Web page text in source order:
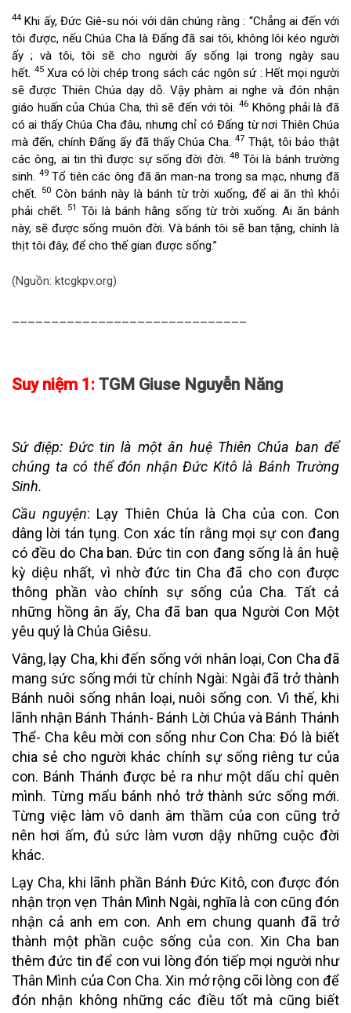
44 Khi ấy, Đức Giê-su nói với dân chúng rằng : “Chẳng ai đến với
tôi được, nếu Chúa Cha là Đấng đã sai tôi, không lôi kéo người
ấy ; và tôi, tôi sẽ cho người ấy sống lại trong ngày sau
hết. 45Xưa có lời chép trong sách các ngôn sứ : Hết mọi người
sẽ được Thiên Chúa dạy dỗ. Vậy phàm ai nghe và đón nhận
giáo huấn của Chúa Cha, thì sẽ đến với tôi.46 Không phải là đã
có ai thấy Chúa Cha đâu, nhưng chỉ có Đấng từ nơi Thiên Chúa
mà đến, chính Đấng ấy đã thấy Chúa Cha.47 Thật, tôi bảo thật
các ông, ai tin thì được sự sống đời đời. 48Tôi là bánh trường
sinh. 49Tổ tiên các ông đã ăn man-na trong sa mạc, nhưng đã
chết.
50Còn bánh này là bánh từ trời xuống, để ai ăn thì khỏi
phải chết.
51
Tôi là bánh hằng sống từ trời xuống. Ai ăn bánh
này, sẽ được sống muôn đời. Và bánh tôi sẽ ban tặng, chính là
thịt tôi đây, để cho thế gian được sống.”
(Nguồn: ktcgkpv.org)
Suy niệm 1: TGM Giuse Nguyễn Năng
Sứ điệp: Đức tin là một ân huệ Thiên Chúa ban để
chúng ta có thể đón nhận Đức Kitô là Bánh Trường
Sinh.
Cầu nguyện: Lạy Thiên Chúa là Cha của con. Con
dâng lời tán tụng. Con xác tín rằng mọi sự con đang
có đều do Cha ban. Đức tin con đang sống là ân huệ
kỳ diệu nhất, vì nhờ đức tin Cha đã cho con được
thông phần vào chính sự sống của Cha. Tất cả
những hồng ân ấy, Cha đã ban qua Người Con Một
yêu quý là Chúa Giêsu.
Vâng, lạy Cha, khi đến sống với nhân loại, Con Cha đã
mang sức sống mới từ chính Ngài: Ngài đã trở thành
Bánh nuôi sống nhân loại, nuôi sống con. Vì thế, khi
lãnh nhận Bánh Thánh- Bánh Lời Chúa và Bánh Thánh
Thể- Cha kêu mời con sống như Con Cha: Đó là biết
chia sẻ cho người khác chính sự sống riêng tư của
con. Bánh Thánh được bẻ ra như một dấu chỉ quên
mình. Từng mẩu bánh nhỏ trở thành sức sống mới.
Từng việc làm vô danh âm thầm của con cũng trở
nên hơi ấm, đủ sức làm vươn dậy những cuộc đời
khác.
Lạy Cha, khi lãnh phần Bánh Đức Kitô, con được đón
nhận trọn vẹn Thân Mình Ngài, nghĩa là con cũng đón
nhận cả anh em con. Anh em chung quanh đã trở
thành một phần cuộc sống của con. Xin Cha ban
thêm đức tin để con vui lòng đón tiếp mọi người như
Thân Mình của Con Cha. Xin mở rộng cõi lòng con để
đón nhận không những các điều tốt mà cũng biết